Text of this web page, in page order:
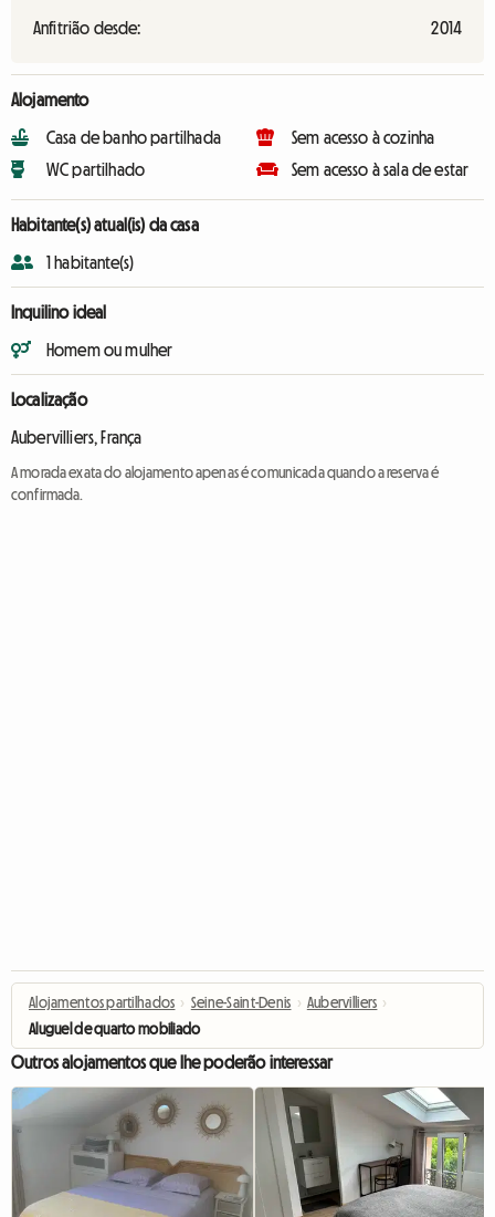
Anfitrião desde: 2014
Alojamento
Casa de banho partilhada
WC partilhado
Sem acesso à cozinha
Sem acesso à sala de estar
Habitante(s) atual(is) da casa
1 habitante(s)
Inquilino ideal
Homem ou mulher
Localização
Aubervilliers, França
A morada exata do alojamento apenas é comunicada quando a reserva é
confirmada.
Alojamentos partilhados › Seine-Saint-Denis › Aubervilliers ›
Aluguel de quarto mobiliado
Outros alojamentos que lhe poderão interessar